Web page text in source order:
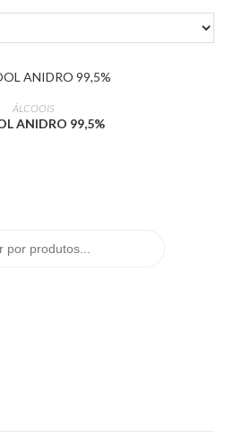
LEIA MAIS
ÁLCOOIS
ANIDRO 99,5%